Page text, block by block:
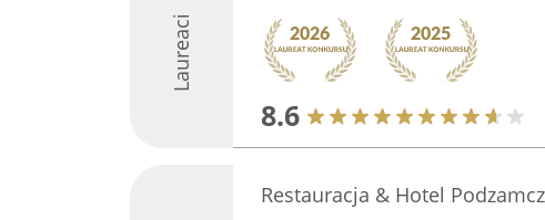
Laureaci
8.6
Restauracja & Hotel